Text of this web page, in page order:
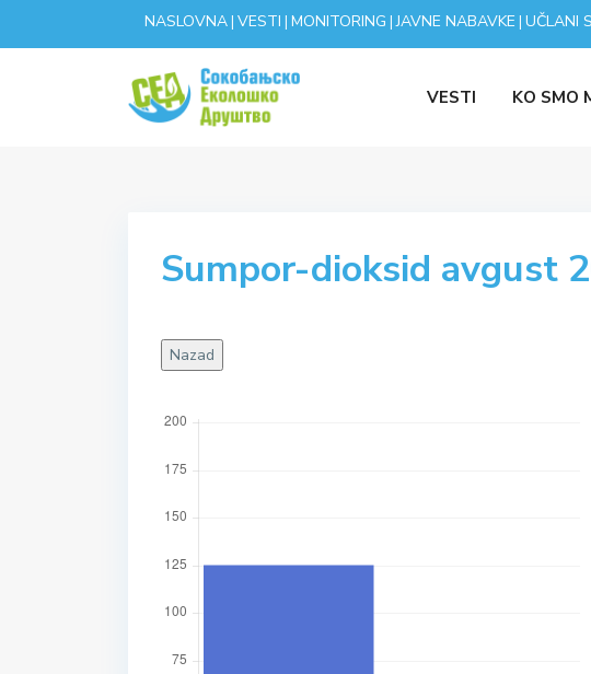
NASLOVNA| VESTI | MONITORING |JAVNE NABAVKE | UČLANI
VESTI KO SMO
Sumpor-dioksid avgust